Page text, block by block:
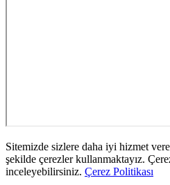
Sitemizde sizlere daha iyi hizmet
şekilde çerezler kullanmaktayız.
inceleyebilirsiniz. Çerez Politikası